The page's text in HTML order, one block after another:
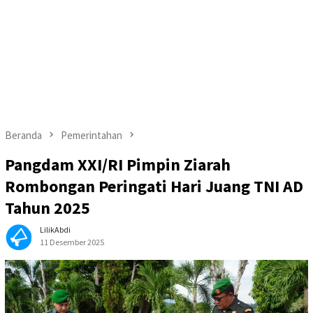
Beranda Pemerintahan
Pangdam XXI/RI Pimpin Ziarah
Rombongan Peringati Hari Juang TNI AD
Tahun 2025
LilikAbdi
11 Desember 2025